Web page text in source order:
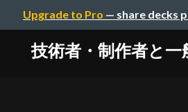
Upgrade to Pro — share decks
技術者・制作者と